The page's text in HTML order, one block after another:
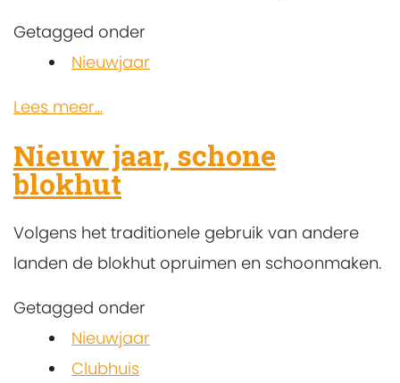
Getagged onder
Nieuwjaar
Lees meer...
Nieuw jaar, schone
blokhut
Volgens het traditionele gebruik van andere
landen de blokhut opruimen en schoonmaken.
Getagged onder
Nieuwjaar
Clubhuis